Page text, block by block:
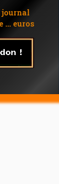
journal
... euros